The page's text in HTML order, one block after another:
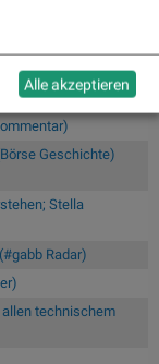
Palfinger, Porr
Mobility weiter
Geschichte)
Stella
Radar)
technischem
Alle akzeptieren